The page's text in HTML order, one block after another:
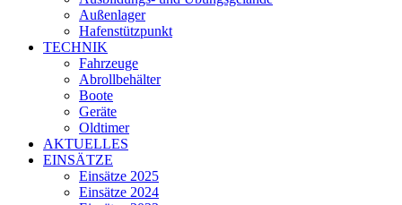
Außenlager
Hafenstützpunkt
TECHNIK
Fahrzeuge
Abrollbehälter
Boote
Geräte
Oldtimer
AKTUELLES
EINSÄTZE
Einsätze 2025
Einsätze 2024